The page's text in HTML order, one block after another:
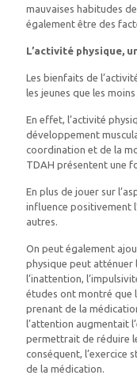
mauvaises habitudes
également être des
L’activité physique,
Les bienfaits de
les jeunes que les moins
En effet, l’activité
développement
coordination et de la
TDAH présentent une
En plus de jouer sur
influence positivement
autres.
On peut également
physique peut atténuer
l’inattention,
études ont montré que
prenant de la
l’attention augmentait
permettrait de réduire
conséquent, l’exercice
de la médication.